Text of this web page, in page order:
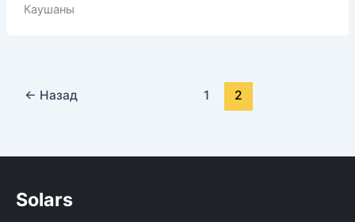
Каушаны
← Назад 1 2
Solars